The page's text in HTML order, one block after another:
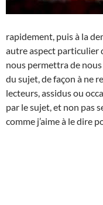
rapidement, puis à la
autre aspect particulier
nous permettra de
du sujet, de façon à ne
lecteurs, assidus ou
par le sujet, et non pas
comme j’aime à le dire